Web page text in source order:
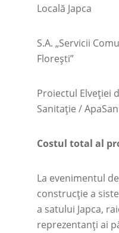
Locală Japca
S.A. „Servicii
Floreşti”
Proiectul Elveției
Sanitație / ApaSan
Costul total al
La evenimentul
construcție a
a satului Japca,
reprezentanți ai